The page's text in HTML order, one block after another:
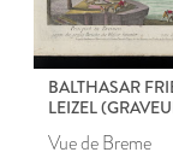
BALTHASAR
LEIZEL
Vue de Breme